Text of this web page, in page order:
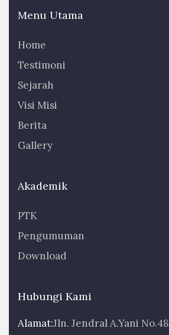
Menu Utama
Home
Testimoni
Sejarah
Visi Misi
Berita
Gallery
Akademik
PTK
Pengumuman
Download
Hubungi Kami
Alamat:Jln. Jendral A.Yani No.48